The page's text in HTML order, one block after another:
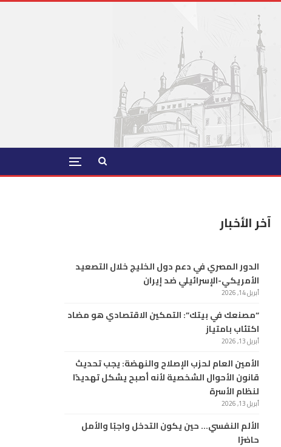
آخر الأخبار
الدور المصري في دعم دول الخليج خلال التصعيد
الأمريكي-الإسرائيلي ضد إيران
أبريل 14, 2026
“مصنعك في بيتك”: التمكين الاقتصادي هو مضاد
اكتئاب بامتياز
أبريل 13, 2026
الأمين العام لحزب الإصلاح والنهضة: يجب تحديث
قانون الأحوال الشخصية لأنه أصبح يشكل تهديدًا
لنظام الأسرة
أبريل 13, 2026
الألم النفسي… حين يكون التدخل واجبًا والأمل
حاضرًا